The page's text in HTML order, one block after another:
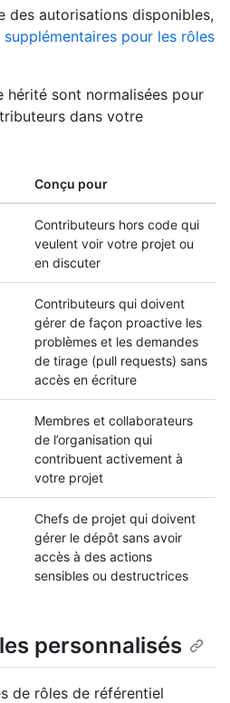
des autorisations disponibles,
pour les rôles
hérité sont normalisées pour
dans votre
Conçu pour
Contributeurs hors code qui
veulent voir votre projet ou
en discuter
Contributeurs qui doivent
gérer de façon proactive les
problèmes et les demandes
de tirage (pull requests) sans
accès en écriture
Membres et collaborateurs
de l’organisation qui
contribuent activement à
votre projet
Chefs de projet qui doivent
gérer le dépôt sans avoir
accès à des actions
sensibles ou destructrices
personnalisés
de rôles de référentiel